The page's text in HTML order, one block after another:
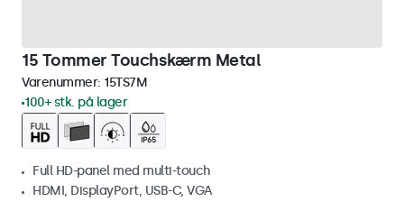
15 Tommer Touchskærm Metal
Varenummer: 15TS7M
100+ stk. på lager
Full HD-panel med multi-touch
HDMI, DisplayPort, USB-C, VGA